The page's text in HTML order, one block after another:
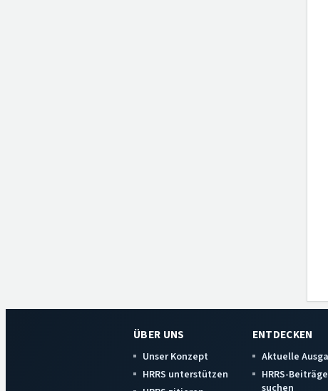
ÜBER UNS
Unser Konzept
HRRS unterstützen
ENTDECKEN
Aktuelle
HRRS-Beiträge
suchen